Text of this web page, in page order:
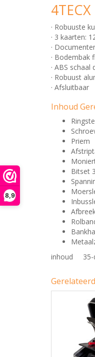
8,9
· Robuuste
· 3 kaarten:
·
· Bodembak
· ABS schaal
· Robuust
· Afsluitbaar
Inhoud
Priem
Bitset
inhoud